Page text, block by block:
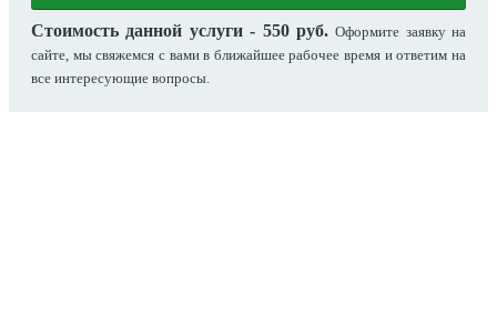
Стоимость данной услуги - 550 руб.Оформите заявку на
сайте, мы свяжемся с вами в ближайшее рабочее время и ответим на
все интересующие вопросы.